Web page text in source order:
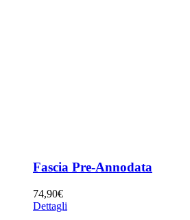
Fascia Pre-Annodata
74,90€
Dettagli